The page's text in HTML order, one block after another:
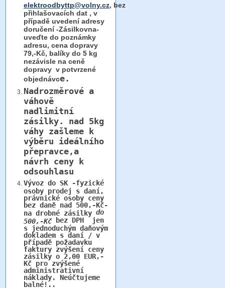
elektroodbyttp@volny.cz, bez
přihlašovacích dat , v
případě uvedení adresy
doručení -Zásilkovna-
uveďte do poznámky
adresu, cena dopravy
79,-Kč, balíky do 5 kg
nezávisle na ceně
dopravy v potvrzené
objednávce.
Nadrozměrové a
váhově
nadlimitní
zásilky. nad 5kg
váhy zašleme k
výběru ideálního
přepravce,a
návrh ceny k
odsouhlasu
Vývoz do SK -fyzické
osoby prodej s daní,
právnické osoby ceny
bez daně nad 500,-Kč-
na drobné zásilky do
500,-Kčbez DPH jen
s jednoduchým daňovým
dokladem s daní / v
případě požadavku
faktury zvýšení ceny
zásilky o 2,00 EUR,-
Kč pro zvýšené
administrativní
náklady. Neúčtujeme
balné!..